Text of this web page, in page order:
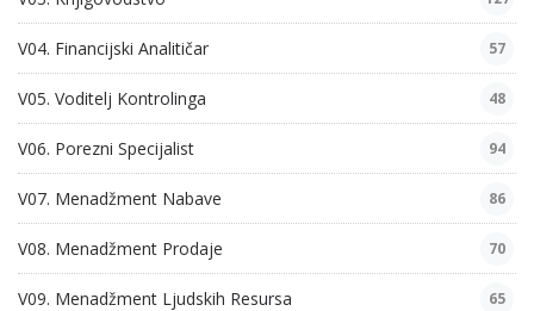
V04. Financijski Analitičar 57
V05. Voditelj Kontrolinga 48
V06. Porezni Specijalist 94
V07. Menadžment Nabave 86
V08. Menadžment Prodaje 70
V09. Menadžment Ljudskih Resursa 65